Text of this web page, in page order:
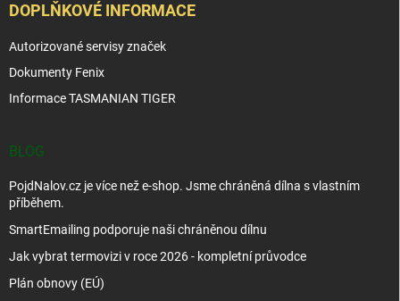
DOPLŇKOVÉ INFORMACE
Autorizované servisy značek
Dokumenty Fenix
Informace TASMANIAN TIGER
BLOG
PojdNalov.cz je více než e-shop. Jsme chráněná dílna s vlastním
příběhem.
SmartEmailing podporuje naši chráněnou dílnu
Jak vybrat termovizi v roce 2026 - kompletní průvodce
Plán obnovy (EÚ)